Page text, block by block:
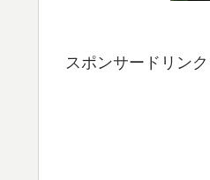
スポンサードリンク